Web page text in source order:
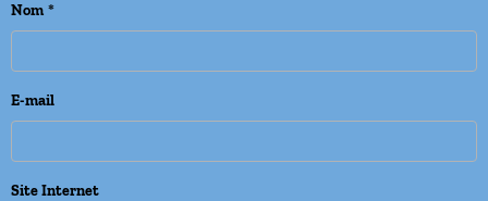
Nom
E-mail
Site Internet